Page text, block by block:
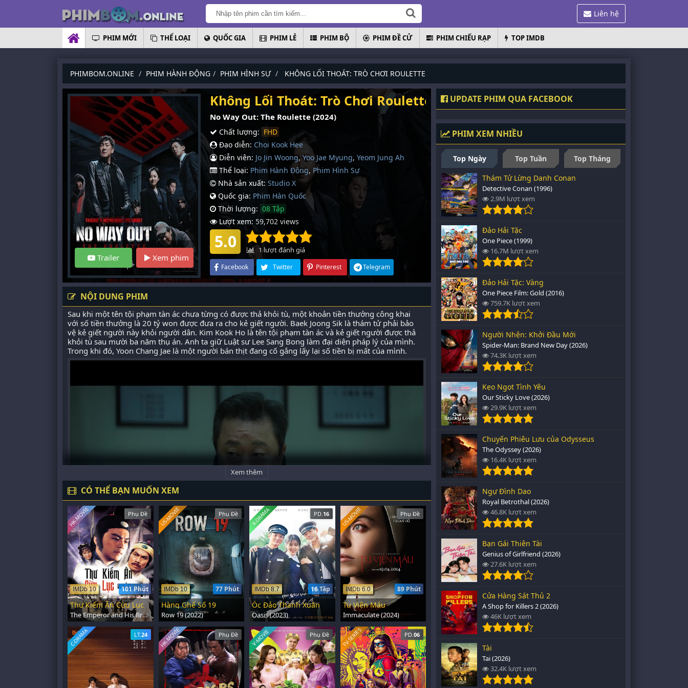
Liên hệ
PHIM MỚI THỂ LOẠI QUỐC GIA PHIM LẺ PHIM BỘ PHIM ĐỀ CỬ PHIM CHIẾU RẠP TOP IMDB
PHIMBOM.ONLINE PHIM HÀNH ĐỘNG PHIM HÌNH SỰ KHÔNG LỐI THOÁT: TRÒ CHƠI ROULETTE
Trailer Xem phim
Không Lối Thoát: Trò Chơi Roulette
No Way Out: The Roulette (2024)
Chất lượng: FHD
Đạo diễn: Choi Kook Hee
Diễn viên: Jo Jin Woong, Yoo Jae Myung, Yeom Jung Ah
Thể loại: Phim Hành Động, Phim Hình Sự
Nhà sản xuất: Studio X
Quốc gia: Phim Hàn Quốc
Thời lượng: 08 Tập
Lượt xem: 59,702 views
5.0 1lượt đánh giá
Facebook Twitter Pinterest Telegram
NỘI DUNG PHIM
Sau khi một tên tội phạm tàn ác chưa từng có được thả khỏi tù, một khoản tiền thưởng công khai
với số tiền thưởng là 20 tỷ won được đưa ra cho kẻ giết người. Baek Joong Sik là thám tử phải bảo
vệ kẻ giết người này khỏi người dân. Kim Kook Ho là tên tội phạm tàn ác và kẻ giết người được thả
khỏi tù sau mười ba năm thụ án. Anh ta giữ Luật sư Lee Sang Bong làm đại diện pháp lý của mình.
Trong khi đó, Yoon Chang Jae là một người bán thịt đang cố gắng lấy lại số tiền bị mất của mình.
Xem thêm
CÓ THỂ BẠN MUỐN XEM
Phụ Đề
101 Phút
IMDb 10
HK-MOVIE
Thư Kiếm Ân Cừu Lục
The Emperor and His Brother (1981)
Phụ Đề
77 Phút
IMDb 10
US-MOVIE
Hàng Ghế Số 19
Row 19 (2022)
PD. 16
16 Tập
IMDb 8.7
K-DRAMA
Ốc Đảo Thanh Xuân
Oasis (2023)
Phụ Đề
89 Phút
IMDb 6.0
US-MOVIE
Tu Viện Máu
Immaculate (2024)
LT.24
C-DRAMA Phụ Đề
HK-MOVIE Phụ Đề
V-MOVIE PD. 06
TV-SERIES
UPDATE PHIM QUA FACEBOOK
PHIM XEM NHIỀU
Top Ngày Top Tuần
Top Tháng
Thám Tử Lừng Danh Conan
Detective Conan (1996)
2.9M lượt xem
Đảo Hải Tặc
One Piece (1999)
16.7M lượt xem
Đảo Hải Tặc: Vàng
One Piece Film: Gold (2016)
759.7K lượt xem
Người Nhện: Khởi Đầu Mới
Spider-Man: Brand New Day (2026)
74.3K lượt xem
Kẹo Ngọt Tình Yêu
Our Sticky Love (2026)
29.9K lượt xem
Chuyến Phiêu Lưu của Odysseus
The Odyssey (2026)
16.4K lượt xem
Ngự Đình Dao
Royal Betrothal (2026)
46.8K lượt xem
Bạn Gái Thiên Tài
Genius of Girlfriend (2026)
27.6K lượt xem
Cửa Hàng Sát Thủ 2
A Shop for Killers 2 (2026)
46K lượt xem
Tài
Tai (2026)
32.4K lượt xem